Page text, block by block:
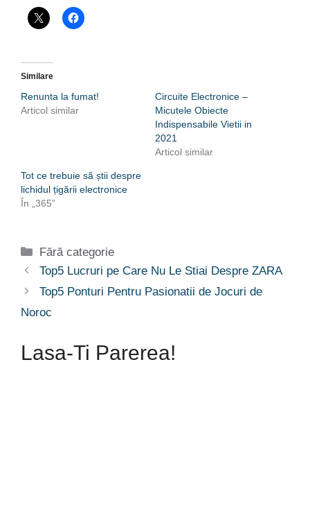
Similare
Renunta la fumat!
Articol similar
Circuite Electronice –
Micutele Obiecte
Indispensabile Vietii in
2021
Articol similar
Tot ce trebuie să știi despre
lichidul țigării electronice
În „365”
Categorii
Fără categorie
Top5 Lucruri pe Care Nu Le Stiai Despre ZARA
Top5 Ponturi Pentru Pasionatii de Jocuri de
Noroc
Lasa-Ti Parerea!